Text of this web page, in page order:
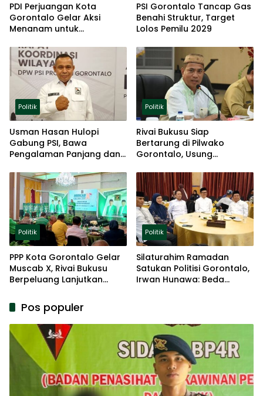
PDI Perjuangan Kota
Gorontalo Gelar Aksi
Menanam untuk
PSI Gorontalo Tancap Gas
Benahi Struktur, Target
Lolos Pemilu 2029
Politik
Usman Hasan Hulopi
Gabung PSI, Bawa
Pengalaman Panjang dan
Politik
Rivai Bukusu Siap
Bertarung di Pilwako
Gorontalo, Usung
Politik
Politik
PPP Kota Gorontalo Gelar
Muscab X, Rivai Bukusu
Berpeluang Lanjutkan
Politik
Silaturahim Ramadan
Satukan Politisi Gorontalo,
Irwan Hunawa: Beda
Pos populer